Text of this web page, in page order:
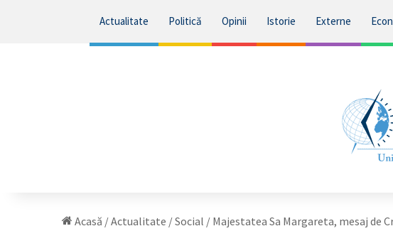
Actualitate Politică Opinii Istorie Externe
Acasă /Actualitate /Social / Majestatea Sa Margareta, mesaj de